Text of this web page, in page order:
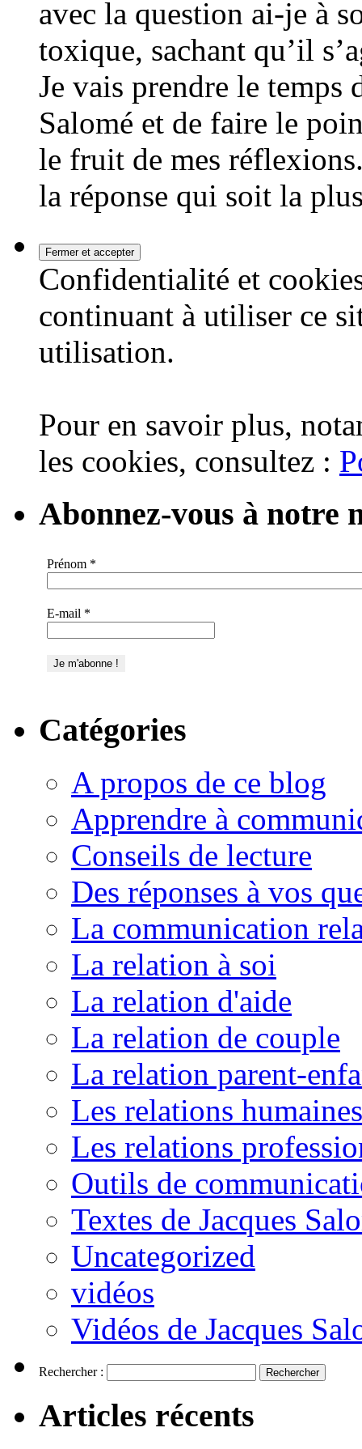
avec la question ai-je à
toxique, sachant qu’il
Je vais prendre le temps
Salomé et de faire le
le fruit de mes
la réponse qui soit la
Confidentialité et
continuant à utiliser ce
utilisation.
Pour en savoir plus,
les cookies, consultez :
Abonnez-vous à notre
Prénom *
E-mail *
Catégories
A propos de ce blog
Apprendre à
Conseils de lecture
Des réponses à vos
La communication
La relation à soi
La relation d'aide
La relation de couple
La relation parent-
Les relations humaines
Les relations
Outils de
Textes de Jacques
Uncategorized
vidéos
Vidéos de Jacques
Rechercher :
Articles récents